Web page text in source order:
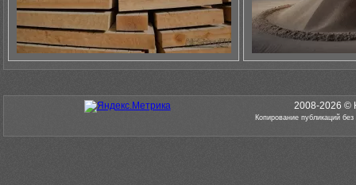
2008-2026 ©
Копирование публикаций